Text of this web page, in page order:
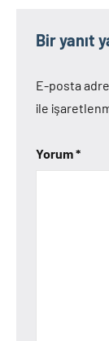
Bir yanıt
E-posta
ile
Yorum*